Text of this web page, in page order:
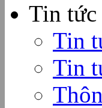
Tin tức
Tin
Tin